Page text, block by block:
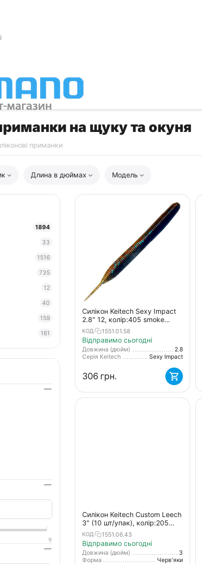
на щуку та окуня
приманки
Длина в дюймах Модель
Силікон Keitech Sexy Impact
2.8" 12, колір:405 smoke
cinnamon
КОД: 1551.01.58
Відправимо сьогодні
Довжина (дюйм)
2.8
Серія Keitech
Sexy Impact
‍306‍ грн.
Силікон Keitech Custom Leech
3" (10 шт/упак), колір:205
bluegill
КОД: 1551.06.43
Відправимо сьогодні
Довжина (дюйм)
3
Форма
Черв'яки
1894
33
1516
735
12
40
159
161
9